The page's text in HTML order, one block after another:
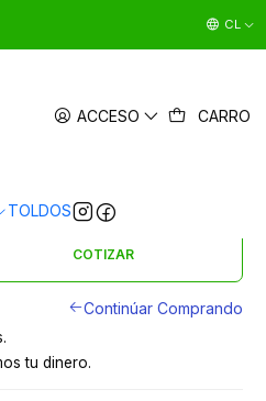
ACCESO CARRO
TOLDOS
CL
por pagar
COTIZAR
Continúar Comprando
tu dinero.